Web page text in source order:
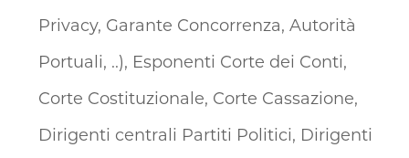
Privacy, Garante Concorrenza, Autorità
Portuali, ..), Esponenti Corte dei Conti,
Corte Costituzionale, Corte Cassazione,
Dirigenti centrali Partiti Politici, Dirigenti